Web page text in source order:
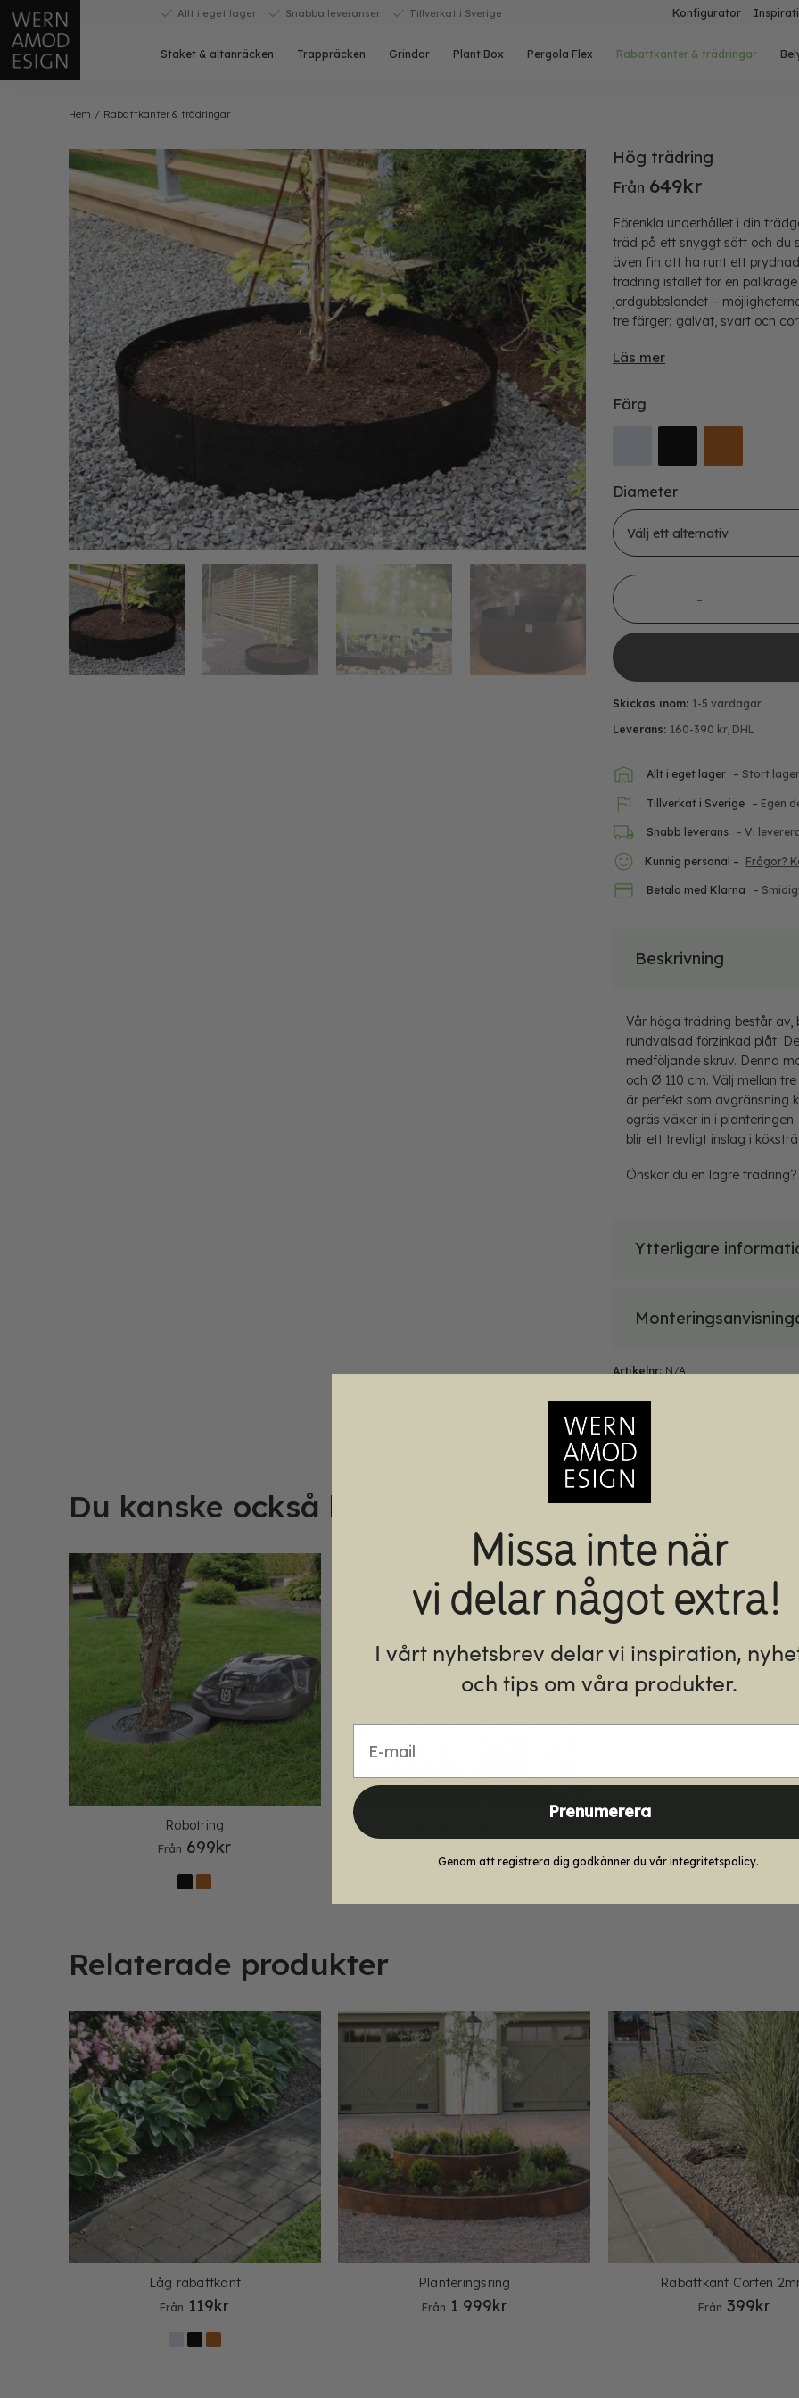
Skip
content
Allt i eget lager Snabba leveranser Tillverkat i Sverige Konfigurator
Staket & altanräcken Trappräcken Grindar Plant Box Pergola Flex Rabattkanter & trädringar
Hem / Rabattkanter & trädringar
Hög trädring
Från 649kr
Förenkla underhållet i din
träd på ett snyggt sätt och du
även fin att ha runt ett
trädring istället för en
jordgubbslandet –
tre färger; galvat, svart och
Läs mer
Färg
Diameter
Hög trädring mängd
Skickas inom: 1-5 vardagar
Leverans: 160-390 kr, DHL
Allt i eget lager – Stort
Tillverkat i Sverige – Egen
Snabb leverans – Vi
Kunnig personal – Frågor?
Betala med Klarna –
Beskrivning
Vår höga trädring består av,
rundvalsad förzinkad plåt.
medföljande skruv. Denna
och Ø 110 cm. Välj mellan
är perfekt som avgränsning
ogräs växer in i
blir ett trevligt inslag i
Önskar du en lägre trädring
Ytterligare
Artikelnr: N/A
Du kanske också behöver
Robotring
Från 699kr
Relaterade produkter
Låg rabattkant
Från 119kr
Planteringsring
Från 1 999kr
Rabattkant Corten
Från 399kr
Missa inte när
vi delar något extra!
I vårt nyhetsbrev delar vi inspiration,
och tips om våra produkter.
E-mail
Prenumerera
Genom att registrera dig godkänner du vår integritetspolicy.